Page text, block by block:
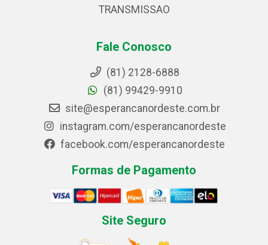
TRANSMISSAO
Fale Conosco
(81) 2128-6888
(81) 99429-9910
site@esperancanordeste.com.br
instagram.com/esperancanordeste
facebook.com/esperancanordeste
Formas de Pagamento
Site Seguro